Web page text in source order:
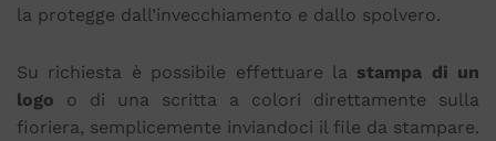
la protegge dall’invecchiamento e dallo spolvero.
Su richiesta è possibile effettuare la stampa di un
logo o di una scritta a colori direttamente sulla
fioriera, semplicemente inviandoci il file da stampare.